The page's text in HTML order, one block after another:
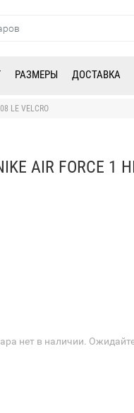
РАЗМЕРЫ ДОСТАВКА
LE VELCRO
AIR FORCE 1
нет в наличии.